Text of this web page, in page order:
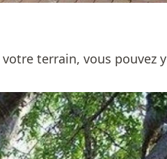
votre terrain, vous pouvez y